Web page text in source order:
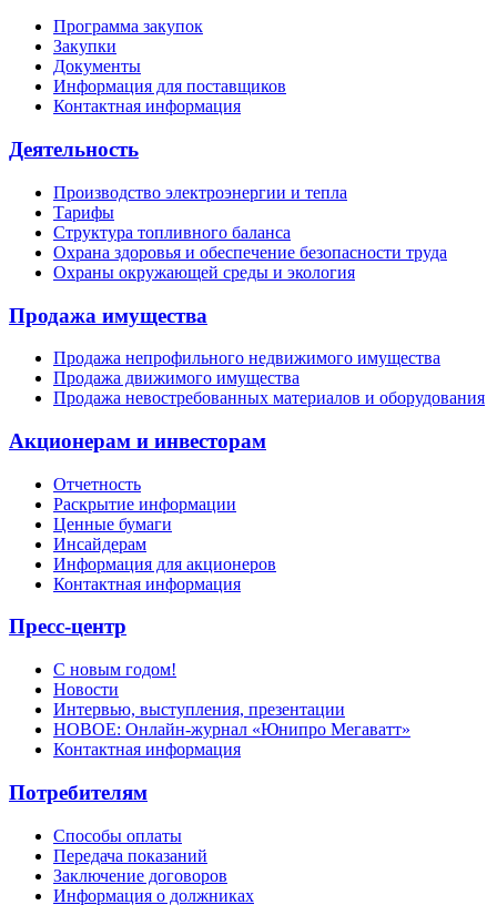
Программа закупок
Закупки
Документы
Информация для поставщиков
Контактная информация
Деятельность
Производство электроэнергии и тепла
Тарифы
Структура топливного баланса
Охрана здоровья и обеспечение безопасности труда
Охраны окружающей среды и экология
Продажа имущества
Продажа непрофильного недвижимого имущества
Продажа движимого имущества
Продажа невостребованных материалов и оборудования
Акционерам и инвесторам
Отчетность
Раскрытие информации
Ценные бумаги
Инсайдерам
Информация для акционеров
Контактная информация
Пресс-центр
С новым годом!
Новости
Интервью, выступления, презентации
НОВОЕ: Онлайн-журнал «Юнипро Мегаватт»
Контактная информация
Потребителям
Способы оплаты
Передача показаний
Заключение договоров
Информация о должниках